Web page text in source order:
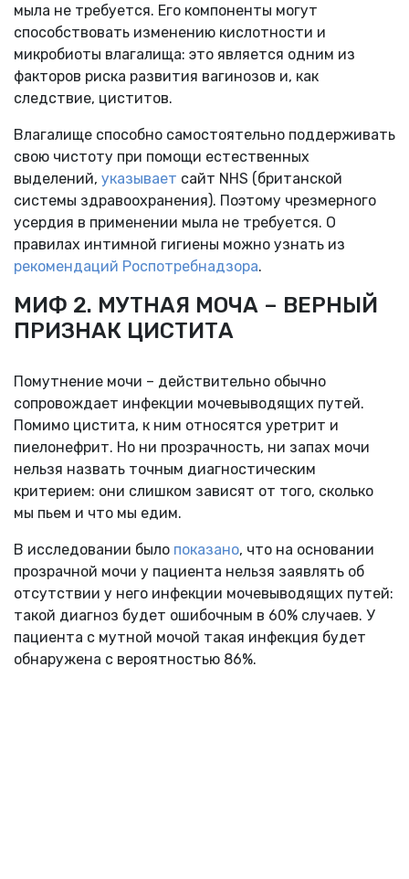
мыла не требуется. Его компоненты могут
способствовать изменению кислотности и
микробиоты влагалища: это является одним из
факторов риска развития вагинозов и, как
следствие, циститов.
Влагалище способно самостоятельно поддерживать
свою чистоту при помощи естественных
выделений, указывает сайт NHS (британской
системы здравоохранения). Поэтому чрезмерного
усердия в применении мыла не требуется. О
правилах интимной гигиены можно узнать из
рекомендаций Роспотребнадзора.
МИФ 2. МУТНАЯ МОЧА – ВЕРНЫЙ
ПРИЗНАК ЦИСТИТА
Помутнение мочи – действительно обычно
сопровождает инфекции мочевыводящих путей.
Помимо цистита, к ним относятся уретрит и
пиелонефрит. Но ни прозрачность, ни запах мочи
нельзя назвать точным диагностическим
критерием: они слишком зависят от того, сколько
мы пьем и что мы едим.
В исследовании было показано, что на основании
прозрачной мочи у пациента нельзя заявлять об
отсутствии у него инфекции мочевыводящих путей:
такой диагноз будет ошибочным в 60% случаев. У
пациента с мутной мочой такая инфекция будет
обнаружена с вероятностью 86%.